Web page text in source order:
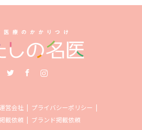
運営会社
プライバシーポリシー
載依頼
ブランド掲載依頼